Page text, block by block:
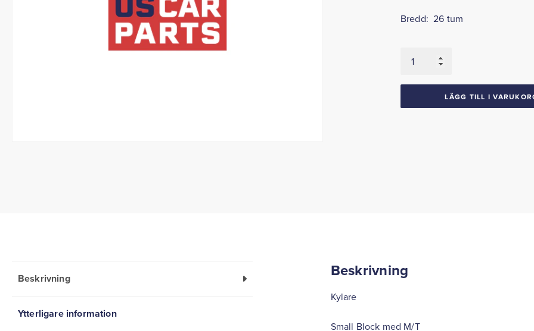
Bredd: 26 tum
1970-
LÄGG TILL I
Beskrivning
Ytterligare information
Beskrivning
Kylare
Small Block med M/T